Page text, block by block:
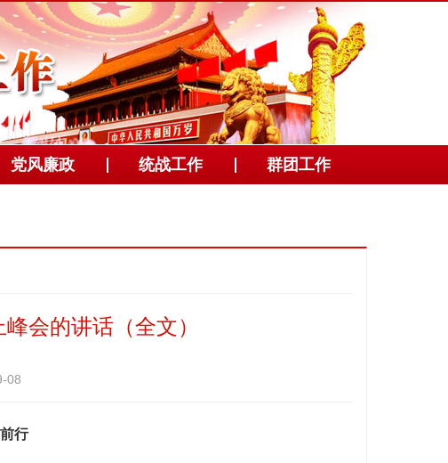
党风廉政 统战工作 群团工作
会的讲话（全文）
08
行